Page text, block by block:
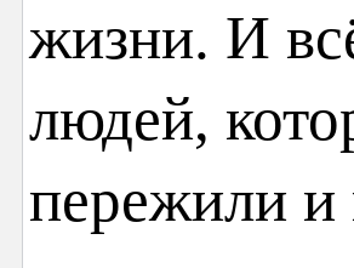
жизни. И
людей,
пережили и